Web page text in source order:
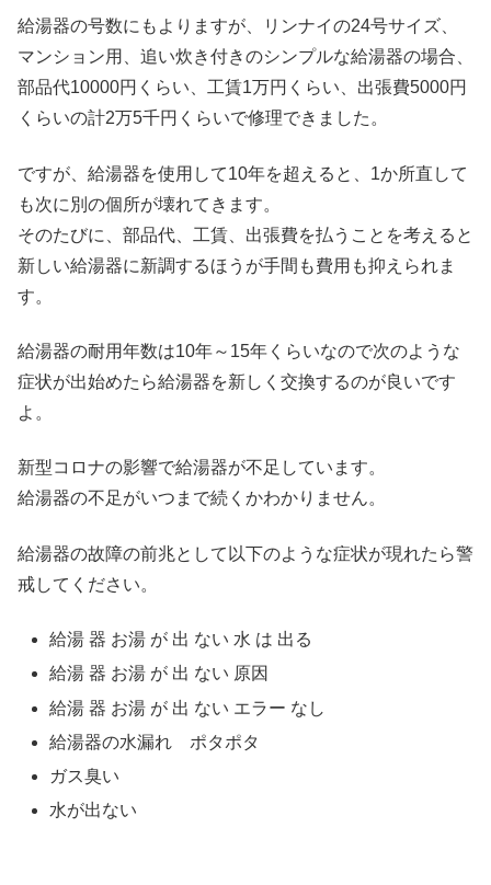
給湯器の号数にもよりますが、リンナイの24号サイズ、
マンション用、追い炊き付きのシンプルな給湯器の場合、
部品代10000円くらい、工賃1万円くらい、出張費5000円
くらいの計2万5千円くらいで修理できました。
ですが、給湯器を使用して10年を超えると、1か所直して
も次に別の個所が壊れてきます。
そのたびに、部品代、工賃、出張費を払うことを考えると
新しい給湯器に新調するほうが手間も費用も抑えられま
す。
給湯器の耐用年数は10年～15年くらいなので次のような
症状が出始めたら給湯器を新しく交換するのが良いです
よ。
新型コロナの影響で給湯器が不足しています。
給湯器の不足がいつまで続くかわかりません。
給湯器の故障の前兆として以下のような症状が現れたら警
戒してください。
給湯 器 お湯 が 出 ない 水 は 出る
給湯 器 お湯 が 出 ない 原因
給湯 器 お湯 が 出 ない エラー なし
給湯器の水漏れ ポタポタ
ガス臭い
水が出ない